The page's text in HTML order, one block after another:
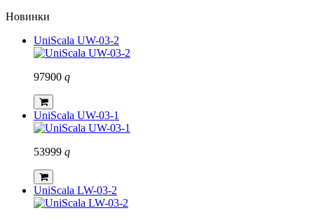
Новинки
UniScala UW-03-2
97900 q
UniScala UW-03-1
53999 q
UniScala LW-03-2